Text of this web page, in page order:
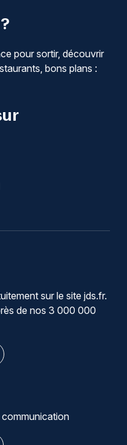
pour sortir, découvrir
bons plans :
sur le site jds.fr.
de nos 3 000 000